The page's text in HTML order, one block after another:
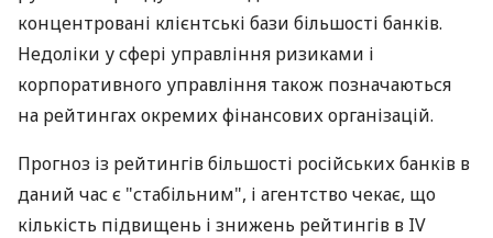
концентровані клієнтські бази більшості банків.
Недоліки у сфері управління ризиками і
корпоративного управління також позначаються
на рейтингах окремих фінансових організацій.
Прогноз із рейтингів більшості російських банків в
даний час є "стабільним", і агентство чекає, що
кількість підвищень і знижень рейтингів в IV